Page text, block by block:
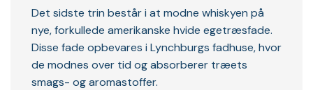
Det sidste trin består i at modne whiskyen på
nye, forkullede amerikanske hvide egetræsfade.
Disse fade opbevares i Lynchburgs fadhuse, hvor
de modnes over tid og absorberer træets
smags- og aromastoffer.